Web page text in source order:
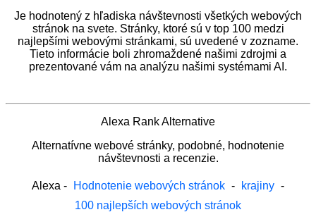
Je hodnotený z hľadiska návštevnosti všetkých webových
stránok na svete. Stránky, ktoré sú v top 100 medzi
najlepšími webovými stránkami, sú uvedené v zozname.
Tieto informácie boli zhromaždené našimi zdrojmi a
prezentované vám na analýzu našimi systémami AI.
Alexa Rank Alternative
Alternatívne webové stránky, podobné, hodnotenie
návštevnosti a recenzie.
Alexa - Hodnotenie webových stránok - krajiny -
100 najlepších webových stránok